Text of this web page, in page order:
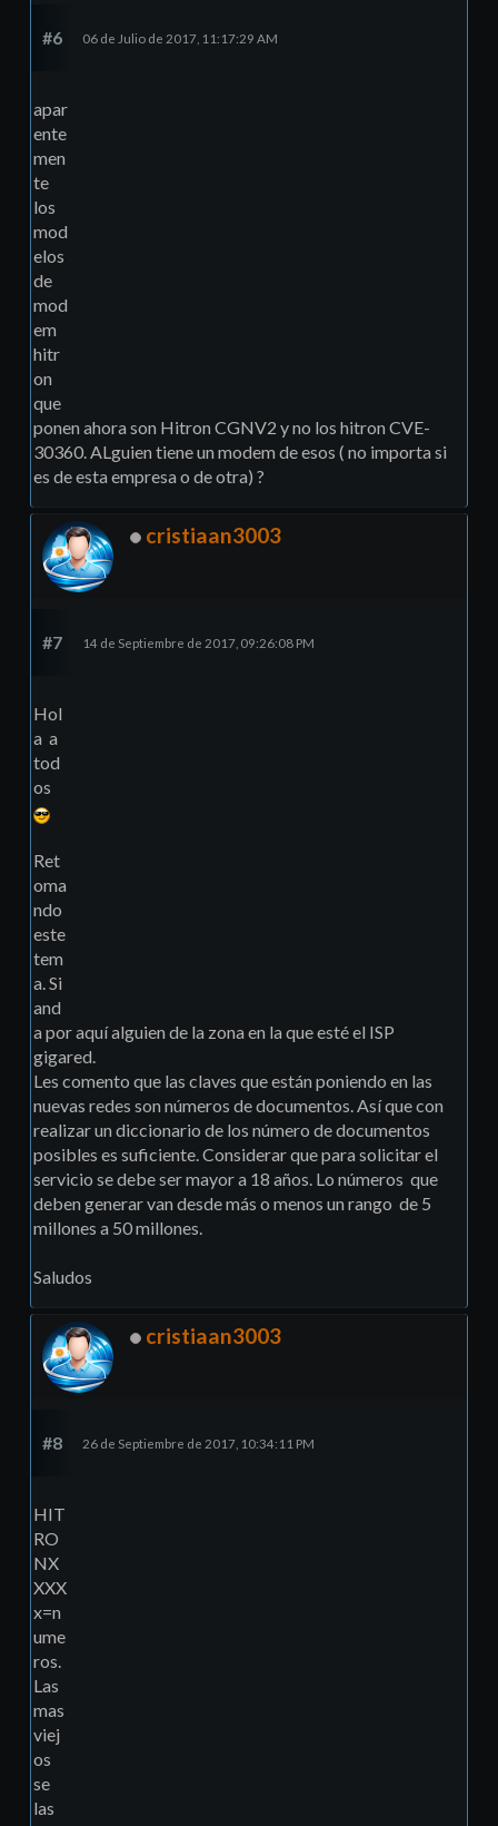
#6 06 de Julio de 2017, 11:17:29 AM
apar
ente
men
te
los
mod
elos
de
mod
em
hitr
on
que
ponen ahora son Hitron CGNV2 y no los hitron CVE-
30360. ALguien tiene un modem de esos ( no importa si
es de esta empresa o de otra) ?
cristiaan3003
#7 14 de Septiembre de 2017, 09:26:08 PM
Hol
a a
tod
os
Ret
oma
ndo
este
tem
a. Si
and
a por aquí alguien de la zona en la que esté el ISP
gigared.
Les comento que las claves que están poniendo en las
nuevas redes son números de documentos. Así que con
realizar un diccionario de los número de documentos
posibles es suficiente. Considerar que para solicitar el
servicio se debe ser mayor a 18 años. Lo números que
deben generar van desde más o menos un rango de 5
millones a 50 millones.
Saludos
cristiaan3003
#8 26 de Septiembre de 2017, 10:34:11 PM
HIT
RO
NX
XXX
x=n
ume
ros.
Las
mas
viej
os
se
las